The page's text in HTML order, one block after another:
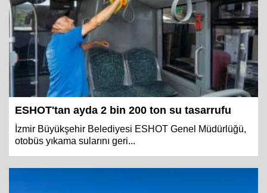
ESHOT'tan ayda 2 bin 200 ton su tasarrufu
İzmir Büyükşehir Belediyesi ESHOT Genel Müdürlüğü,
otobüs yıkama sularını geri...